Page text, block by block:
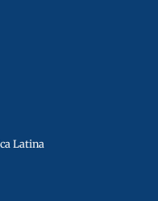
Latina